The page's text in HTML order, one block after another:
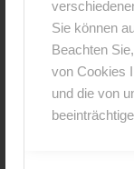
Sie können
Beachten
von Cookies
und die von